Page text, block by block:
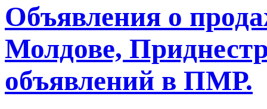
Объявления о
Молдове,
объявлений в ПМР.